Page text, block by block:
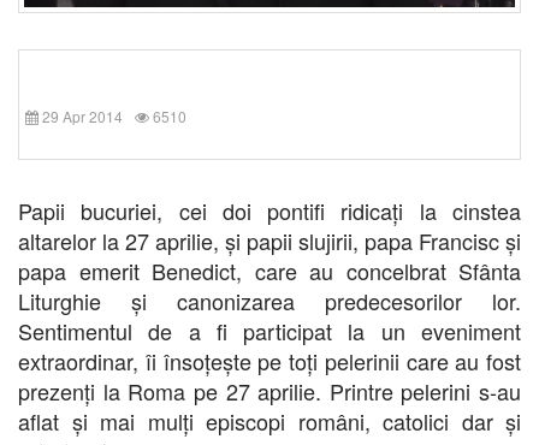
29 Apr 2014 6510
Papii bucuriei, cei doi pontifi ridicați la cinstea
altarelor la 27 aprilie, și papii slujirii, papa Francisc și
papa emerit Benedict, care au concelbrat Sfânta
Liturghie și canonizarea predecesorilor lor.
Sentimentul de a fi participat la un eveniment
extraordinar, îi însoțește pe toți pelerinii care au fost
prezenți la Roma pe 27 aprilie. Printre pelerini s-au
aflat și mai mulți episcopi români, catolici dar și